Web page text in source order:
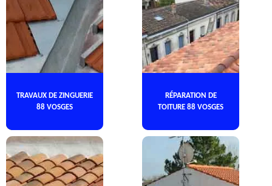
TRAVAUX DE ZINGUERIE
88 VOSGES
RÉPARATION DE
TOITURE 88 VOSGES